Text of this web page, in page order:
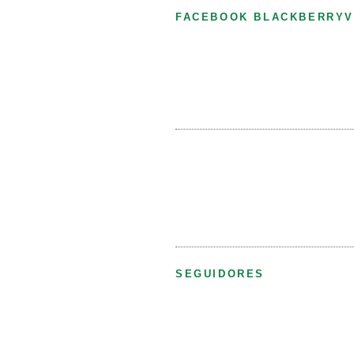
FACEBOOK
SEGUIDORES